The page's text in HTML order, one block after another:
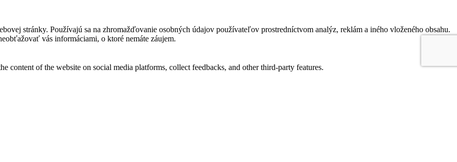
stránky. Používajú sa na zhromažďovanie osobných údajov používateľov prostredníctvom analýz, reklám a iného vloženého obsahu.
vás informáciami, o ktoré nemáte záujem.
content of the website on social media platforms, collect feedbacks, and other third-party features.